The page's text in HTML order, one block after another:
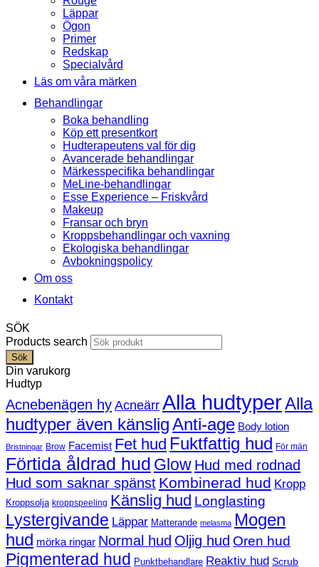
Läppar
Ögon
Primer
Redskap
Specialvård
Läs om våra märken
Behandlingar
Boka behandling
Köp ett presentkort
Hudterapeutens val för dig
Avancerade behandlingar
Märkesspecifika behandlingar
MeLine-behandlingar
Esse Experience – Friskvård
Makeup
Fransar och bryn
Kroppsbehandlingar och vaxning
Ekologiska behandlingar
Avbokningspolicy
Om oss
Kontakt
SÖK
Products search
Sök
Din varukorg
Hudtyp
Acnebenägen hy Acneärr Alla hudtyperAlla
hudtyper även känsligAnti-age Body lotion
Bristningar Brow Facemist Fet hud Fuktfattig hud För män
Förtida åldrad hud Glow Hud med rodnad
Hud som saknar spänst Kombinerad hud Kropp
Kroppsolja kroppspeeling Känslig hud Longlasting
Lystergivande Läppar Matterande melasma Mogen
hud mörka ringar Normal hud Oljig hud Oren hud
Pigmenterad hud Punktbehandlare Reaktiv hud Scrub